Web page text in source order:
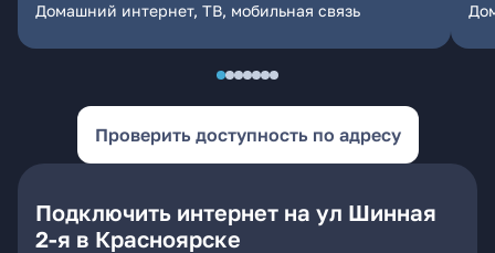
Домашний интернет, ТВ, мобильная связь
Проверить доступность по адресу
Подключить интернет на ул Шинная
2-я в Красноярске